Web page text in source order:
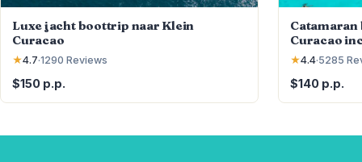
Luxe jacht boottrip naar Klein
Curacao
★4.7·1290 Reviews
$150 p.p.
Curacao
★4.4·5285
$140 p.p.